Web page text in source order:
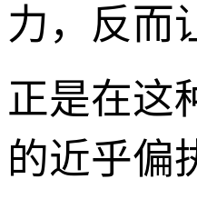
力，反而
正是在这
的近乎偏